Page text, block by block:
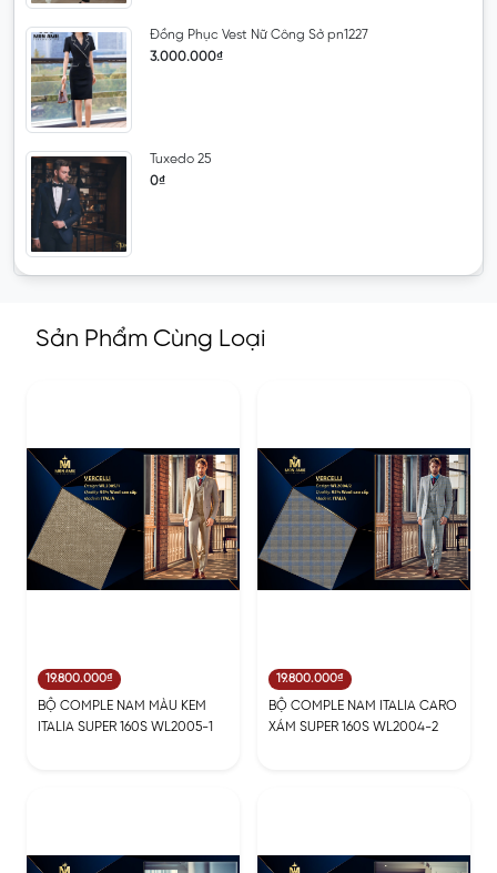
Đồng Phục Vest Nữ Công Sở pn1227
3.000.000₫
Tuxedo 25
0₫
Sản Phẩm Cùng Loại
19.800.000₫
BỘ COMPLE NAM MÀU KEM
ITALIA SUPER 160S WL2005-1
19.800.000₫
BỘ COMPLE NAM ITALIA CARO
XÁM SUPER 160S WL2004-2